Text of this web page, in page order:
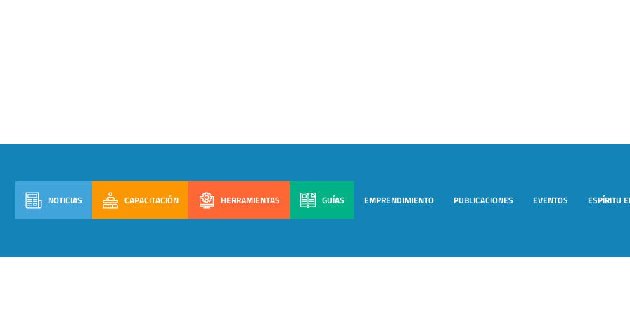
NOTICIAS CAPACITACIÓN HERRAMIENTAS GUÍAS EMPRENDIMIENTO PUBLICACIONES EVENTOS ESPÍRITU